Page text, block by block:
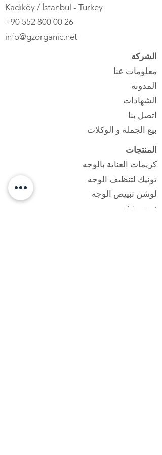
Kadıköy / İstanbul - Turkey
+90 552 800 00 26
info@gzorganic.net
الشركة
معلومات عنا
المدونة
الشهادات
اتصل بنا
بيع الجملة و الوكلات
المنتجات
كريمات العناية بالوجه
تونيك لتنظيف الوجه
لوشن تبييض الوجه
زيت مغذي